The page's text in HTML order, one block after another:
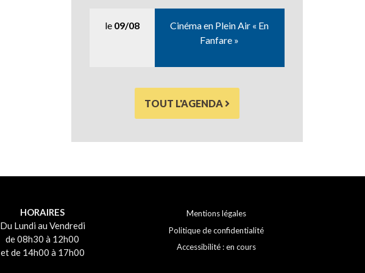
le 09/08
Cinéma en Plein Air « En
Fanfare »
TOUT L'AGENDA
HORAIRES
Du Lundi au Vendredi
de 08h30 à 12h00
et de 14h00 à 17h00
Mentions légales
Politique de confidentialité
Accessibilité : en cours